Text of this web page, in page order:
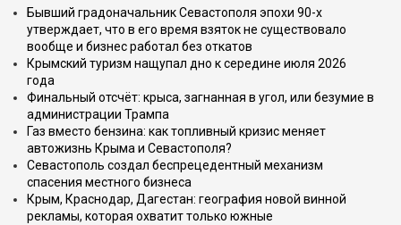
Бывший градоначальник Севастополя эпохи 90-х
утверждает, что в его время взяток не существовало
вообще и бизнес работал без откатов
Крымский туризм нащупал дно к середине июля 2026
года
Финальный отсчёт: крыса, загнанная в угол, или безумие в
администрации Трампа
Газ вместо бензина: как топливный кризис меняет
автожизнь Крыма и Севастополя?
Севастополь создал беспрецедентный механизм
спасения местного бизнеса
Крым, Краснодар, Дагестан: география новой винной
рекламы, которая охватит только южные